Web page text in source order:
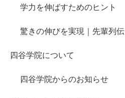
学力を伸ばすためのヒント
驚きの伸びを実現｜先輩列伝
四谷学院について
四谷学院からのお知らせ